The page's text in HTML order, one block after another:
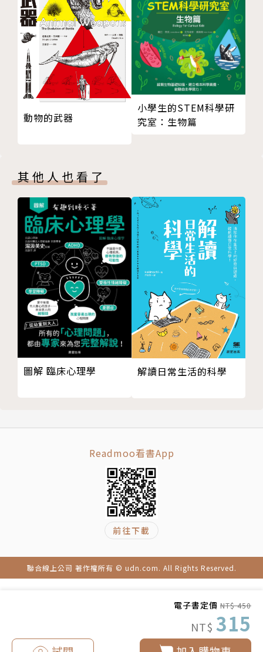
電子書定價 NT$ 450
NT$ 315
○我們的大腦相當消耗能量，為了攝食效率，人類
祖先發展出更佳狩獵能力與烹飪技術，並學會用火，製
作更美味、好吸收的食物。
○代糖的分子能與甜味受體產生鍵結，但無法完全
結合，就像一支鑰匙能插入鎖中，但無法轉到底開鎖一
樣，因而無法完全觸發大腦的愉悅線路。
○在幾個大腦結構中，反應「愉悅」與「痛覺」的
神經細胞都很接近，或許這是某些人覺得越辣越過癮的
品嘗是人體最為獨特的感官能力，有太多有趣的事
值得探掘！
國際專業烹飪協會大獎得主約翰‧麥奎德深入廚
房、超市、農場、餐廳，
以及大型食品公司與科學實驗室，揭露最新的飲食
研究結果，
並援引神經學、人類學、生物學、遺傳學、演化論
等眾多領域的知識，
廣泛地闡述了味覺如何塑造智人的發展，
以及我們如何逐漸理解這種最神祕感官的運作方
式。（更詳盡介紹可參閱目錄引文）
作者簡介
章曾刊於《華盛頓郵報》、《連線》、《吃得好》（E
ating Well）、富比世網站，以及全世界最大博物館體
系史密森尼學會的刊物《史密森尼雜誌》等。他與馬
克・施萊夫斯坦為《紐奧良平民時報》所做的科學與環
境系列報導預測到了卡崔娜颶風，並且探討了全球漁業
危機與外來物種問題，贏得普立茲獎肯定。他還有其他
業烹飪協會的大獎。
動物的武器
小學生的STEM科學研
究室：生物篇
其他人也看了
圖解 臨床心理學 解讀日常生活的科學
Readmoo看書App
前往下載
聯合線上公司 著作權所有 © udn.com. All Rights Reserved.